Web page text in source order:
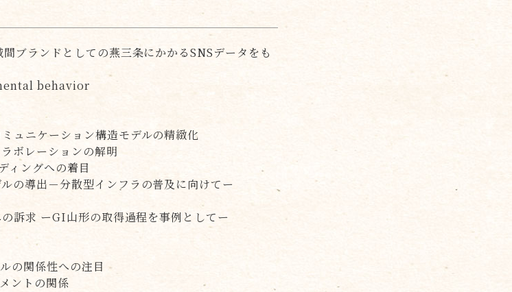
ブランドとしての燕三条にかかるSNSデータをも
behavior
ュニケーション構造モデルの精緻化
ボレーションの解明
ィングへの着目
の導出－分散型インフラの普及に向けてー
訴求 ーGI山形の取得過程を事例としてー
の関係性への注目
ントの関係